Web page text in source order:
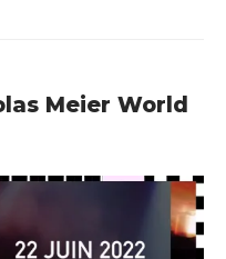
Meier World